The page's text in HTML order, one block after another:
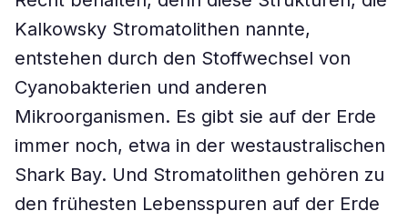
Kalkowsky Stromatolithen nannte,
entstehen durch den Stoffwechsel von
Cyanobakterien und anderen
Mikroorganismen. Es gibt sie auf der Erde
immer noch, etwa in der westaustralischen
Shark Bay. Und Stromatolithen gehören zu
den frühesten Lebensspuren auf der Erde